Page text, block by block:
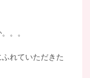
。。
れていただきた